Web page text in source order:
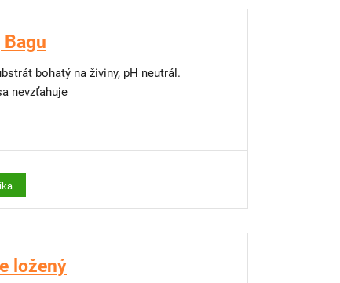
bohatý na živiny, pH neutrál.
nevzťahuje
ložený